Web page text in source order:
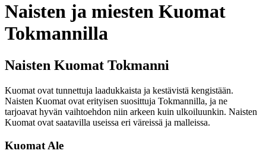
Naisten ja miesten Kuomat
Tokmannilla
Naisten Kuomat Tokmanni
Kuomat ovat tunnettuja laadukkaista ja kestävistä kengistään.
Naisten Kuomat ovat erityisen suosittuja Tokmannilla, ja ne
tarjoavat hyvän vaihtoehdon niin arkeen kuin ulkoiluunkin. Naisten
Kuomat ovat saatavilla useissa eri väreissä ja malleissa.
Kuomat Ale